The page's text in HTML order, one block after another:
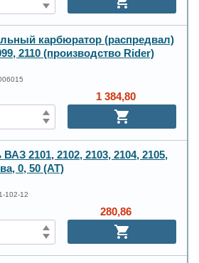
карбюратор (распредвал)
2110 (производство Rider)
1 384,80
2101, 2102, 2103, 2104, 2105,
0, 50 (AT)
102-12
280,86